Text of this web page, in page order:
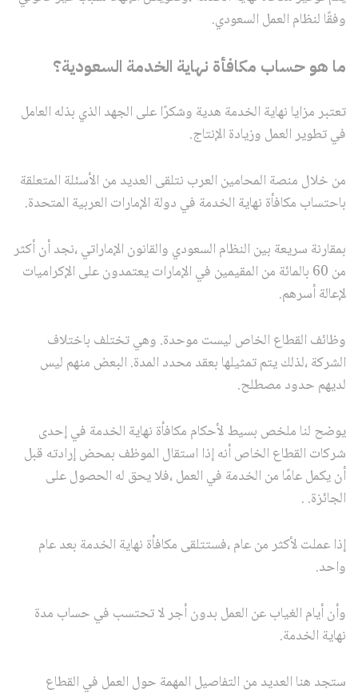
وفقًا لنظام العمل السعودي.
ما هو حساب مكافأة نهاية الخدمة السعودية؟
تعتبر مزايا نهاية الخدمة هدية وشكرًا على الجهد الذي بذله العامل
في تطوير العمل وزيادة الإنتاج.
من خلال منصة المحامين العرب نتلقى العديد من الأسئلة المتعلقة
باحتساب مكافأة نهاية الخدمة في دولة الإمارات العربية المتحدة.
بمقارنة سريعة بين النظام السعودي والقانون الإماراتي ،نجد أن أكثر
من 60 بالمائة من المقيمين في الإمارات يعتمدون على الإكراميات
لإعالة أسرهم.
وظائف القطاع الخاص ليست موحدة. وهي تختلف باختلاف
الشركة ،لذلك يتم تمثيلها بعقد محدد المدة. البعض منهم ليس
لديهم حدود مصطلح.
يوضح لنا ملخص بسيط لأحكام مكافأة نهاية الخدمة في إحدى
شركات القطاع الخاص أنه إذا استقال الموظف بمحض إرادته قبل
أن يكمل عامًا من الخدمة في العمل ،فلا يحق له الحصول على
الجائزة. .
إذا عملت لأكثر من عام ،فستتلقى مكافأة نهاية الخدمة بعد عام
واحد.
وأن أيام الغياب عن العمل بدون أجر لا تحتسب في حساب مدة
نهاية الخدمة.
ستجد هنا العديد من التفاصيل المهمة حول العمل في القطاع